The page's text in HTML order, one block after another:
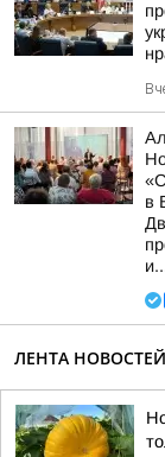
в
ЛЕНТА НОВОСТЕЙ